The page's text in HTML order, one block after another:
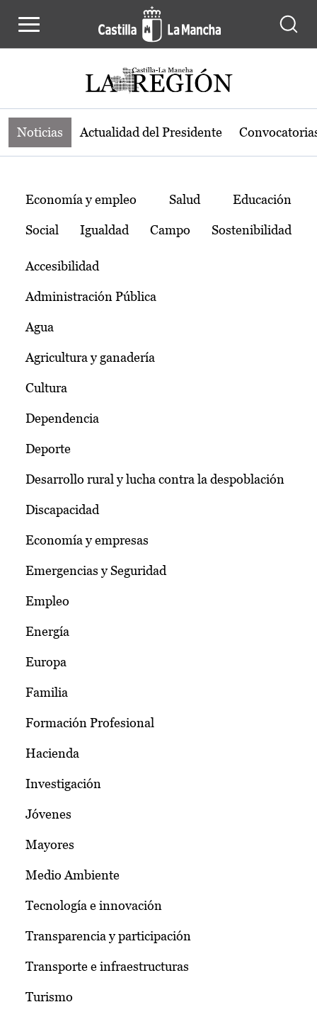
Noticias de la región de Castilla-La
Noticias Actualidad del Presidente
Temas
Economía y empleo Salud Educación
Social Igualdad Campo Sostenibilidad
Accesibilidad
Administración Pública
Agua
Agricultura y ganadería
Cultura
Dependencia
Deporte
Desarrollo rural y lucha contra la despoblación
Discapacidad
Economía y empresas
Emergencias y Seguridad
Empleo
Energía
Europa
Familia
Formación Profesional
Hacienda
Investigación
Jóvenes
Mayores
Medio Ambiente
Tecnología e innovación
Transparencia y participación
Transporte e infraestructuras
Turismo